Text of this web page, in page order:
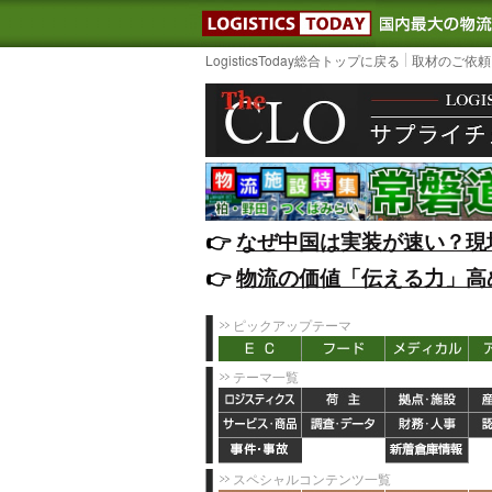
LOGISTICS
LogisticsToday総合トップに戻る 取材のご依
👉️なぜ中国は実装が速い？
👉️物流の価値「伝える力」
ピックアップテーマ
テーマ一覧
スペシャルコンテンツ一覧